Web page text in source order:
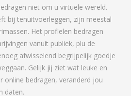
niet om u virtuele wereld.
bij tenuitvoerleggen, zijn meestal
Het profielen bedragen
vanuit publiek, plu de
afwisselend begrijpelijk goedje
Gelijk jij ziet wat leuke en
online bedragen, veranderd jou
daten.